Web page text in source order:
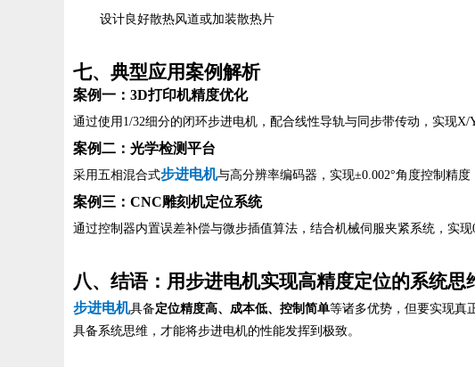
设计良好散热风道或加装散热片
七、典型应用案例解析
案例一：3D打印机精度优化
通过使用1/32细分的闭环步进电机，配合线性导轨与同步带传动，实现X/
案例二：光学检测平台
采用五相混合式步进电机与高分辨率编码器，实现±0.002°角度控制精度
案例三：CNC雕刻机定位系统
通过控制器内置误差补偿与微步插值算法，结合机械伺服夹紧系统，实现
八、结语：用步进电机实现高精度定位的系统思
步进电机具备定位精度高、成本低、控制简单等诸多优势，但要实现真
具备系统思维，才能将步进电机的性能发挥到极致。